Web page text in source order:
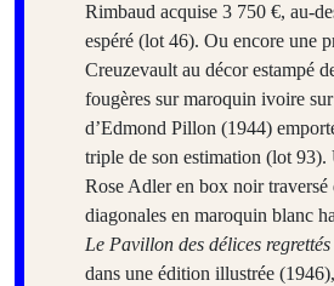
Rimbaud acquise 3 750 €, au-
espéré (lot 46). Ou encore une
Creuzevault au décor estampé
fougères sur maroquin ivoire
d’Edmond Pillon (1944)
triple de son estimation (lot 93).
Rose Adler en box noir traversé
diagonales en maroquin blanc
Le Pavillon des délices regrettés
dans une édition illustrée